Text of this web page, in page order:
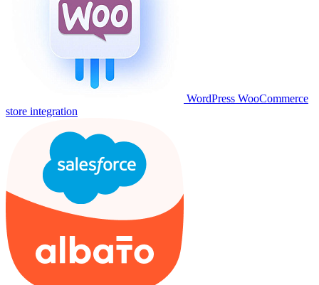
WordPress WooCommerce
store integration